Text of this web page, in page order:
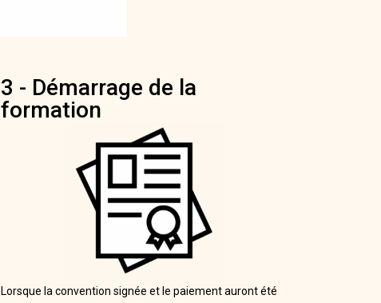
3 - Démarrage de la
formation
Lorsque la convention signée et le paiement auront été